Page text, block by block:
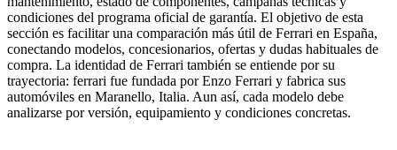
condiciones del programa oficial de garantía. El objetivo de esta
sección es facilitar una comparación más útil de Ferrari en España,
conectando modelos, concesionarios, ofertas y dudas habituales de
compra. La identidad de Ferrari también se entiende por su
trayectoria: ferrari fue fundada por Enzo Ferrari y fabrica sus
automóviles en Maranello, Italia. Aun así, cada modelo debe
analizarse por versión, equipamiento y condiciones concretas.